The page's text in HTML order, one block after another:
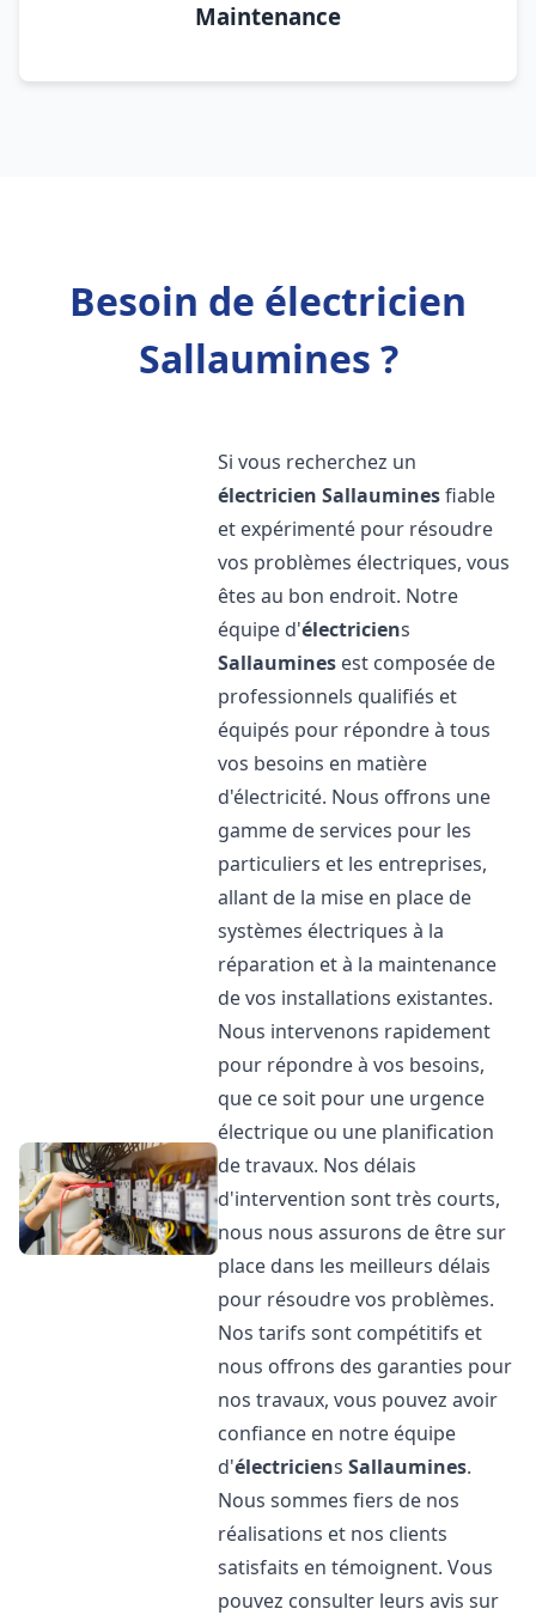
Maintenance
Besoin de électricien
Sallaumines ?
Si vous recherchez un
électricien Sallauminesfiable
et expérimenté pour résoudre
vos problèmes électriques, vous
êtes au bon endroit. Notre
équipe d'électriciens
Sallaumines est composée de
professionnels qualifiés et
équipés pour répondre à tous
vos besoins en matière
d'électricité. Nous offrons une
gamme de services pour les
particuliers et les entreprises,
allant de la mise en place de
systèmes électriques à la
réparation et à la maintenance
de vos installations existantes.
Nous intervenons rapidement
pour répondre à vos besoins,
que ce soit pour une urgence
électrique ou une planification
de travaux. Nos délais
d'intervention sont très courts,
nous nous assurons de être sur
place dans les meilleurs délais
pour résoudre vos problèmes.
Nos tarifs sont compétitifs et
nous offrons des garanties pour
nos travaux, vous pouvez avoir
confiance en notre équipe
d'électriciensSallaumines.
Nous sommes fiers de nos
réalisations et nos clients
satisfaits en témoignent. Vous
pouvez consulter leurs avis sur